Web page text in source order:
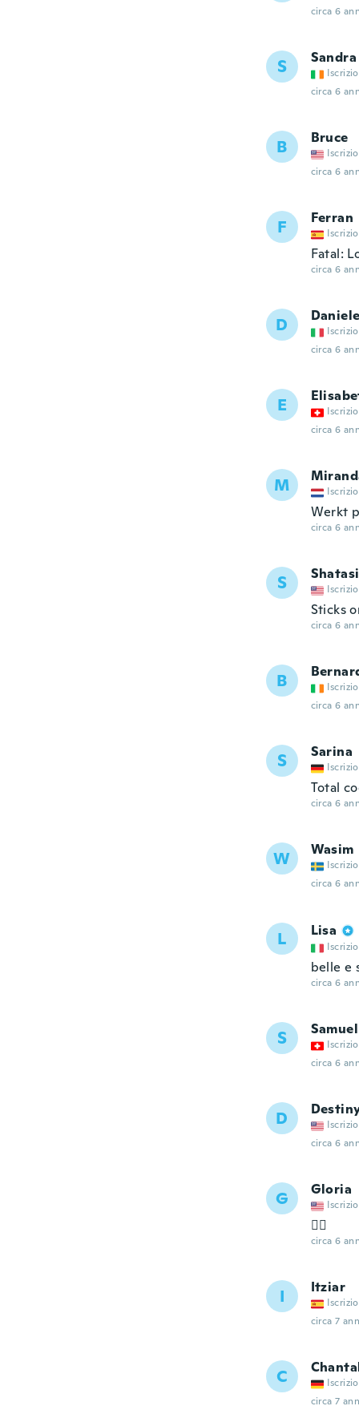
circa 6
S Sandra
circa 6
B Bruce
circa 6
F Ferran
Fatal:
circa 6
D
circa 6
E
circa 6
M
Werkt
circa 6
S
Sticks
circa 6
B
circa 6
S Sarina
Total
circa 6
W Wasim
circa 6
L Lisa
belle e
circa 6
S Samuel
circa 6
D
circa 6
G Gloria
👌🏼
circa 6
I Itziar
circa 7
C
circa 7